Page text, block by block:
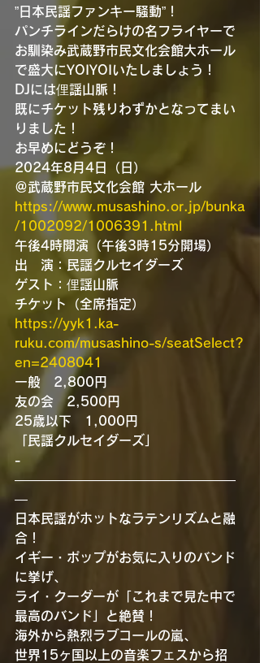
”日本民謡ファンキー騒動”！
パンチラインだらけの名フライヤーで
お馴染み武蔵野市民文化会館大ホール
で盛大にYOIYOIいたしましょう！
DJには俚謡山脈！
既にチケット残りわずかとなってまい
りました！
お早めにどうぞ！
2024年8月4日（日）
＠武蔵野市民文化会館 大ホール
https://www.musashino.or.jp/bunka
/1002092/1006391.html
午後4時開演（午後3時15分開場）
出　演：民謡クルセイダーズ
ゲスト：俚謡山脈
チケット（全席指定）
https://yyk1.ka-
ruku.com/musashino-s/seatSelect?
en=2408041
一般　2,800円
友の会　2,500円
25歳以下　1,000円
「民謡クルセイダーズ」
-
—————————————————
—
日本民謡がホットなラテンリズムと融
合！
イギー・ポップがお気に入りのバンド
に挙げ、
ライ・クーダーが「これまで見た中で
最高のバンド」と絶賛！
海外から熱烈ラブコールの嵐、
世界15ヶ国以上の音楽フェスから招